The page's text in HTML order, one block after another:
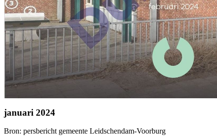
januari 2024
Bron: persbericht gemeente Leidschendam-Voorburg